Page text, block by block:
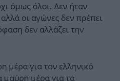
όμως όλοι. Δεν ήταν
οι αγώνες δεν πρέπει
δεν αλλάζει την
μέρα για τον ελληνικό
μαύρη μέρα για τα